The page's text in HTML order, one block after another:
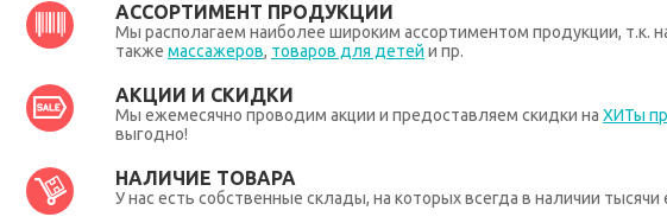
АССОРТИМЕНТ ПРОДУКЦИИ
Мы располагаем наиболее широким ассортиментом продукции, т.к.
также массажеров, товаров для детей и пр.
АКЦИИ И СКИДКИ
Мы ежемесячно проводим акции и предоставляем скидки на ХИТы
выгодно!
НАЛИЧИЕ ТОВАРА
У нас есть собственные склады, на которых всегда в наличии